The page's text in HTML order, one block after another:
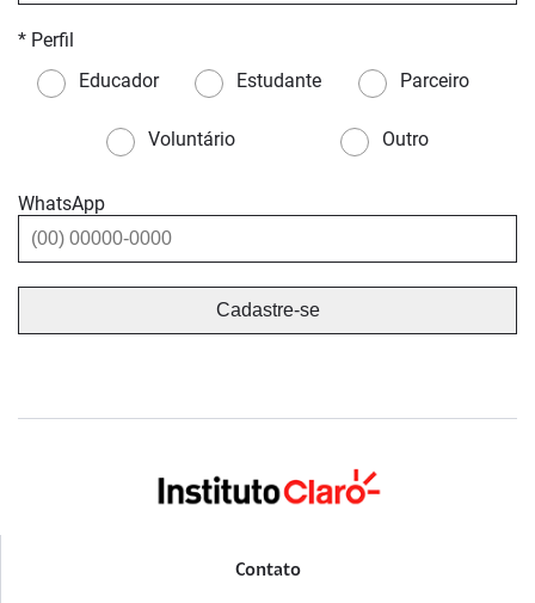
* Perfil
Educador
Estudante Parceiro
Voluntário Outro
WhatsApp
Contato